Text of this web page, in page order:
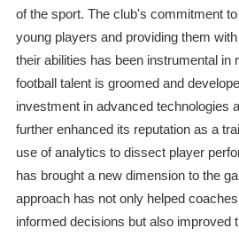
of the sport. The club's commitment
young players and providing them
their abilities has been instrumental in
football talent is groomed and
investment in advanced technologies
further enhanced its reputation as a
use of analytics to dissect player
has brought a new dimension to the
approach has not only helped
informed decisions but also improved